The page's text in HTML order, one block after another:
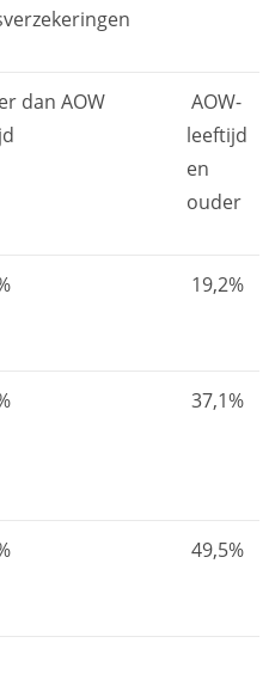
dan AOW
AOW-
leeftijd
en
ouder
19,2%
37,1%
49,5%